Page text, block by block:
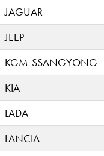
JAGUAR
JEEP
KGM-SSANGYONG
KIA
LADA
LANCIA